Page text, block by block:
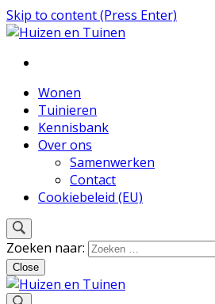
Skip to content (Press Enter)
Huizen en Tuinen
Inspiratie voor wonen en tuinieren
Wonen
Tuinieren
Kennisbank
Over ons
Samenwerken
Contact
Cookiebeleid (EU)
Zoeken naar:
Close